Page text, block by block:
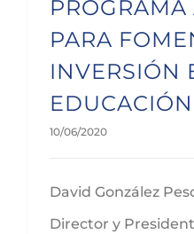
PARA
INVERSIÓN
EDUCACIÓN
10/06/2020
David González
Director y